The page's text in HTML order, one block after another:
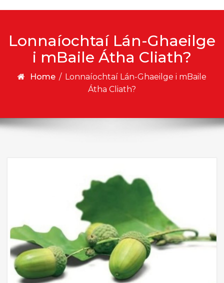
Lonnaíochtaí Lán-Ghaeilge
i mBaile Átha Cliath?
Home / Lonnaíochtaí Lán-Ghaeilge i mBaile
Átha Cliath?